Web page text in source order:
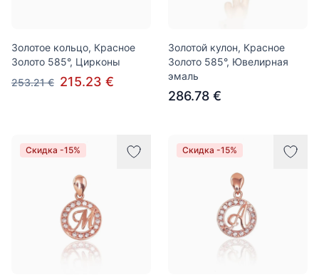
Золотое кольцо, Красное
Золото 585°, Цирконы
253.21 € 215.23 €
Золотой кулон, Красное
Золото 585°, Ювелирная
эмаль
286.78 €
Скидка -15% Скидка -15%